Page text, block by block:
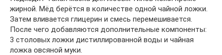
жирной. Мёд берётся в количестве одной чайной ложки.
Затем вливается глицерин и смесь перемешивается.
После чего добавляются дополнительные компоненты:
3 столовых ложки дистиллированной воды и чайная
ложка овсяной муки.